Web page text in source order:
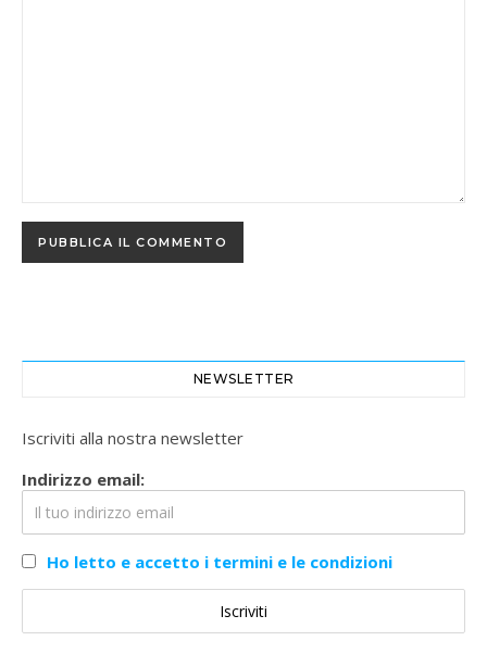
NEWSLETTER
Iscriviti alla nostra newsletter
Indirizzo email:
Ho letto e accetto i termini e le condizioni